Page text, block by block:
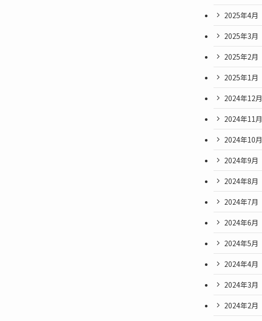
2025年4月
2025年3月
2025年2月
2025年1月
2024年12月
2024年11月
2024年10月
2024年9月
2024年8月
2024年7月
2024年6月
2024年5月
2024年4月
2024年3月
2024年2月